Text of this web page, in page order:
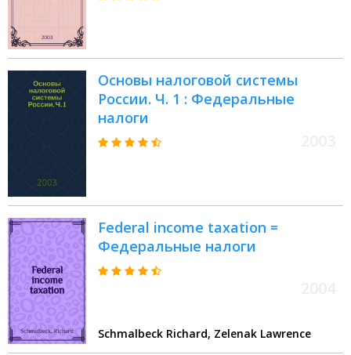
Основы налоговой системы
России. Ч. 1 : Федеральные
налоги
Federal income taxation =
Федеральные налоги
Schmalbeck Richard, Zelenak Lawrence